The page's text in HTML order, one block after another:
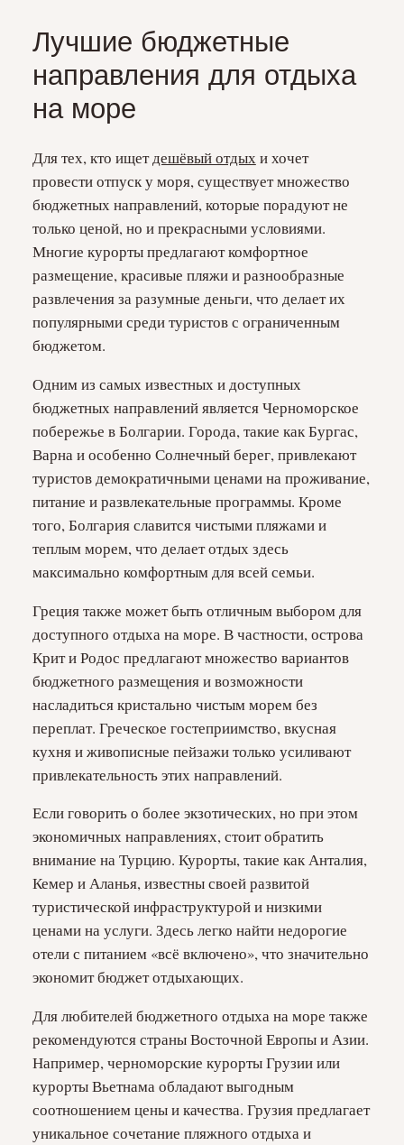
Лучшие бюджетные
направления для отдыха
на море
Для тех, кто ищетдешёвый отдыхи хочет
провести отпуск у моря, существует множество
бюджетных направлений, которые порадуют не
только ценой, но и прекрасными условиями.
Многие курорты предлагают комфортное
размещение, красивые пляжи и разнообразные
развлечения за разумные деньги, что делает их
популярными среди туристов с ограниченным
бюджетом.
Одним из самых известных и доступных
бюджетных направлений является Черноморское
побережье в Болгарии. Города, такие как Бургас,
Варна и особенно Солнечный берег, привлекают
туристов демократичными ценами на проживание,
питание и развлекательные программы. Кроме
того, Болгария славится чистыми пляжами и
теплым морем, что делает отдых здесь
максимально комфортным для всей семьи.
Греция также может быть отличным выбором для
доступного отдыха на море. В частности, острова
Крит и Родос предлагают множество вариантов
бюджетного размещения и возможности
насладиться кристально чистым морем без
переплат. Греческое гостеприимство, вкусная
кухня и живописные пейзажи только усиливают
привлекательность этих направлений.
Если говорить о более экзотических, но при этом
экономичных направлениях, стоит обратить
внимание на Турцию. Курорты, такие как Анталия,
Кемер и Аланья, известны своей развитой
туристической инфраструктурой и низкими
ценами на услуги. Здесь легко найти недорогие
отели с питанием «всё включено», что значительно
экономит бюджет отдыхающих.
Для любителей бюджетного отдыха на море также
рекомендуются страны Восточной Европы и Азии.
Например, черноморские курорты Грузии или
курорты Вьетнама обладают выгодным
соотношением цены и качества. Грузия предлагает
уникальное сочетание пляжного отдыха и